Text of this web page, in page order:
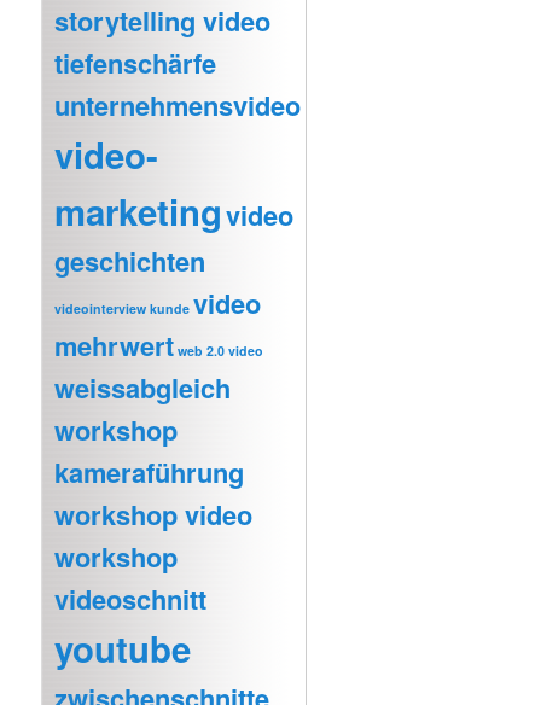
storytelling video
tiefenschärfe
unternehmensvideo
video-
marketingvideo
geschichten
videointerview kunde video
mehrwert web 2.0 video
weissabgleich
workshop
kameraführung
workshop video
workshop
videoschnitt
youtube